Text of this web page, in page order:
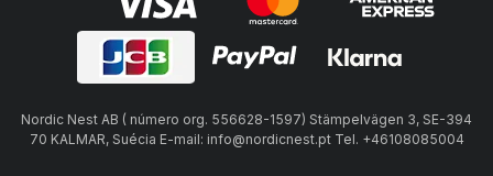
Nordic Nest AB ( número org. 556628-1597) Stämpelvägen 3, SE-394
70 KALMAR, Suécia E-mail: info@nordicnest.pt Tel. +46108085004